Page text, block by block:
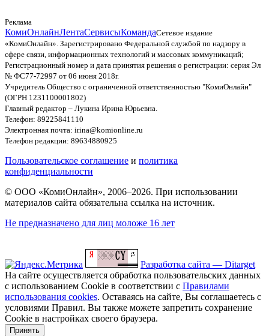
Реклама
КомиОнлайнЛентаСервисыКомандаСетевое издание
«КомиОнлайн». Зарегистрировано Федеральной службой по надзору в
сфере связи, информационных технологий и массовых коммуникаций;
Регистрационный номер и дата принятия решения о регистрации: серия Эл
№ ФС77-72997 от 06 июня 2018г.
Учредитель Общество с ограниченной ответственностью "КомиОнлайн"
(ОГРН 1231100001802)
Главный редактор – Лукина Ирина Юрьевна.
Телефон: 89225841110
Электронная почта: irina@komionline.ru
Телефон редакции: 89634880925
Пользовательское соглашение и политика
конфиденциальности
© ООО «КомиОнлайн», 2006–2026. При использовании
материалов сайта обязательна ссылка на источник.
Не предназначено для лиц моложе 16 лет
Разработка сайта — Ditarget
На сайте осуществляется обработка пользовательских данных
с использованием Cookie в соответствии с Правилами
использования cookies. Оставаясь на сайте, Вы соглашаетесь с
условиями Правил. Вы также можете запретить сохранение
Cookie в настройках своего браузера.
Принять